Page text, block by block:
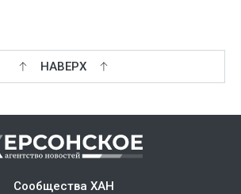
НАВЕРХ
Сообщества ХАН